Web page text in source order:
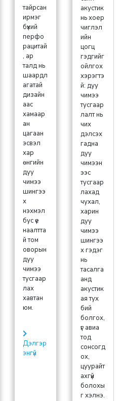
тайрсан
ирмэг
бүхий
перфо
рацитай
, ар
талд нь
шаардл
агатай
дизайн
аас
хамаар
ан
цагаан
эсвэл
хар
өнгийн
дуу
чимээ
шингээ
х
нэхмэл
бус үе
наалтта
й том
оворын
дуу
чимээ
тусгаар
лах
хавтан
юм.
Дэлгэр
энгүй
акустик
нь хоер
чиглэл
ийн
цогц
гэдгийг
ойлгох
хэрэгтэ
й: дуу
чимээ
тусгаар
лалт нь
чих
дэлсэх
гадна
дуу
чимээн
ээс
тусгаар
лахад
чухал,
харин
дуу
чимээ
шингээ
х гэдэг
нь
тасалга
анд
акустик
ая тух
бий
болгох,
үг авиа
тод
сонсогд
ох,
цуурайт
ахгүй
болохы
г хэлнэ.